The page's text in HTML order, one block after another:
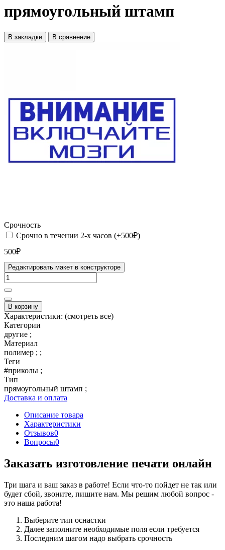
прямоугольный штамп
В закладки В сравнение
Срочность
Срочно в течении 2-х часов (+500₽)
500₽
Редактировать макет в конструкторе
В корзину
Характеристики: (смотреть все)
Категории
другие ;
Материал
полимер ; ;
Теги
#приколы ;
Тип
прямоугольный штамп ;
Доставка и оплата
Описание товара
Характеристики
Отзывов0
Вопросы0
Заказать изготовление печати онлайн
Три шага и ваш заказ в работе! Если что-то пойдет не так или
будет сбой, звоните, пишите нам. Мы решим любой вопрос -
это наша работа!
Выберите тип оснастки
Далее заполните необходимые поля если требуется
Последним шагом надо выбрать срочность